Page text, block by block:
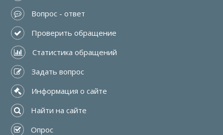
Вопрос - ответ
Проверить обращение
Статистика обращений
Задать вопрос
Информация о сайте
Найти на сайте
Опрос